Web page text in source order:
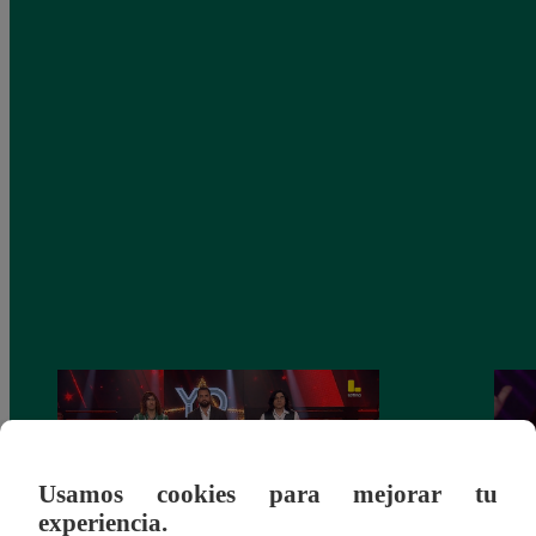
Usamos cookies para mejorar tu
experiencia.